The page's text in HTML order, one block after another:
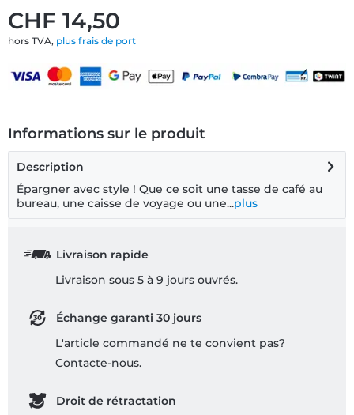
CHF 14,50
hors TVA, plus frais de port
Informations sur le produit
Description
Épargner avec style ! Que ce soit une tasse de café au
bureau, une caisse de voyage ou une...plus
Livraison rapide
Livraison sous 5 à 9 jours ouvrés.
Échange garanti 30 jours
L'article commandé ne te convient pas?
Contacte-nous.
Droit de rétractation